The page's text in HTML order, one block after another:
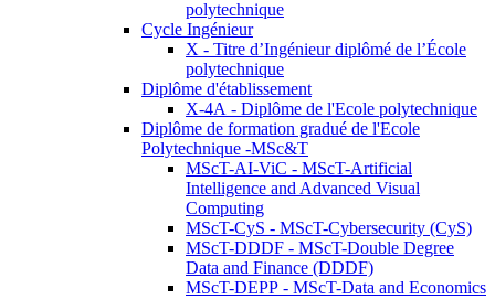
polytechnique
Cycle Ingénieur
X - Titre d’Ingénieur diplômé de l’École
polytechnique
Diplôme d'établissement
X-4A - Diplôme de l'Ecole polytechnique
Diplôme de formation gradué de l'Ecole
Polytechnique -MSc&T
MScT-AI-ViC - MScT-Artificial
Intelligence and Advanced Visual
Computing
MScT-CyS - MScT-Cybersecurity (CyS)
MScT-DDDF - MScT-Double Degree
Data and Finance (DDDF)
MScT-DEPP - MScT-Data and Economics